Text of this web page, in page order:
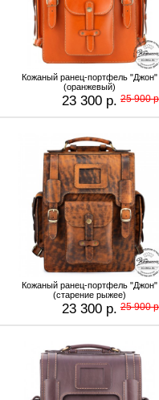
Кожаный ранец-портфель "Джон"
(оранжевый)
23 300 р. 25 900
Кожаный ранец-портфель "Джон"
(старение рыжее)
23 300 р. 25 900